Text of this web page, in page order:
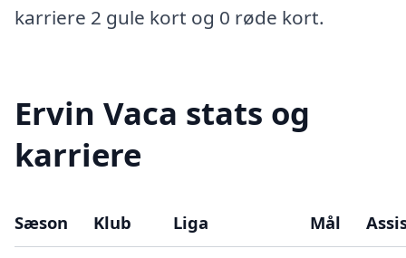
karriere 2 gule kort og 0 røde kort.
Ervin Vaca stats og
karriere
Sæson Klub Liga Mål